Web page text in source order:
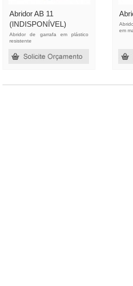
Abridor AB 11
(INDISPONÍVEL)
Abridor de garrafa em plástico
resistente
em